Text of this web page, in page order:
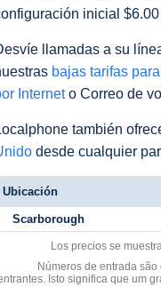
inicial
llamadas a su
bajas tarifas
Interneto Correo de
también
desde cualquier
Ubicación
Scarborough
Los precios se
Números de entrada
Isto significa que um